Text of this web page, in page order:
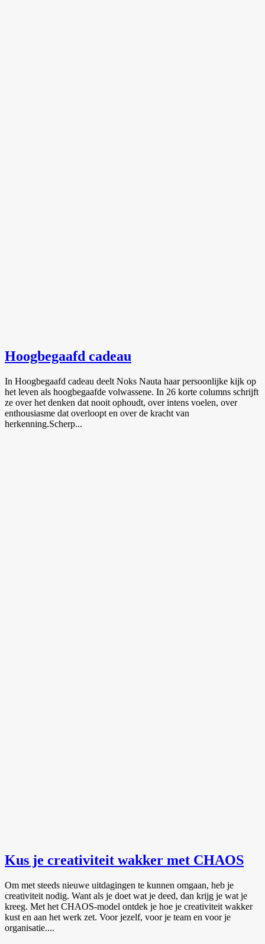
Hoogbegaafd cadeau
In Hoogbegaafd cadeau deelt Noks Nauta haar persoonlijke kijk op
het leven als hoogbegaafde volwassene. In 26 korte columns schrijft
ze over het denken dat nooit ophoudt, over intens voelen, over
enthousiasme dat overloopt en over de kracht van
herkenning.Scherp...
Kus je creativiteit wakker met CHAOS
Om met steeds nieuwe uitdagingen te kunnen omgaan, heb je
creativiteit nodig. Want als je doet wat je deed, dan krijg je wat je
kreeg. Met het CHAOS-model ontdek je hoe je creativiteit wakker
kust en aan het werk zet. Voor jezelf, voor je team en voor je
organisatie....